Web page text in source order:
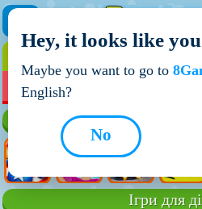
НОВІ ІГРИ
Ігри для
Hey, it looks like
Maybe you want to go to
English?
No